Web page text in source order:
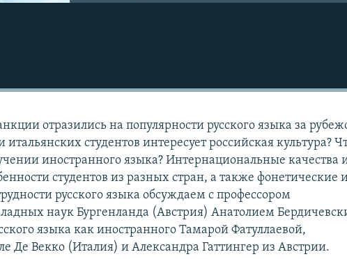
отразились на популярности русского языка за
студентов интересует российская культура?
иностранного языка? Интернациональные качества
студентов из разных стран, а также фонетические
русского языка обсуждаем с профессором
наук Бургенланда (Австрия) Анатолием
языка как иностранного Тамарой Фатуллаевой,
Де Векко (Италия) и Александра Гаттингер из Австрии.